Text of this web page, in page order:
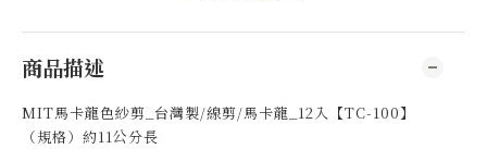
商品描述
MIT馬卡龍色紗剪_台灣製/線剪/馬卡龍_12入【TC-100】
（規格）約11公分長